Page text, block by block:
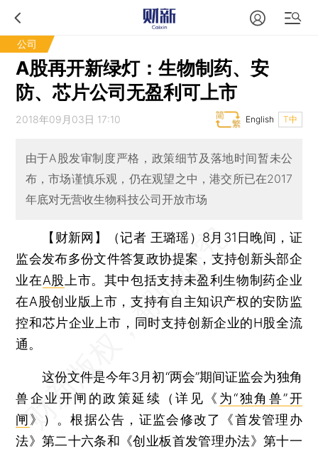
公司
A股再开新绿灯：生物制药、安
防、芯片公司无盈利可上市
2018年09月03日 17:10 T中
English
由于A股发审制度严格，政策细节及落地时间暂未公
布，市场谨慎乐观，仍在观望之中，港交所已在2017
年底对无营收生物科技公司开放市场
【财新网】（记者 王璐瑶） 8月31日晚间，证
监会发布多份文件答复政协提案，支持创新头部企
业在A股 上市。其中包括支持未盈利生物制药企业
在A股创业版上市，支持有自主知识产权的安防监
控和芯片企业上市，同时支持创新企业的H股全流
通。
这份文件是今年3月初“两会”期间证监会为独角
兽企业开闸的政策延续（详见《 为“独角兽”开
闸》）。根据公告，证监会修改了《首发管理办
法》第二十六条和《创业板首发管理办法》第十一